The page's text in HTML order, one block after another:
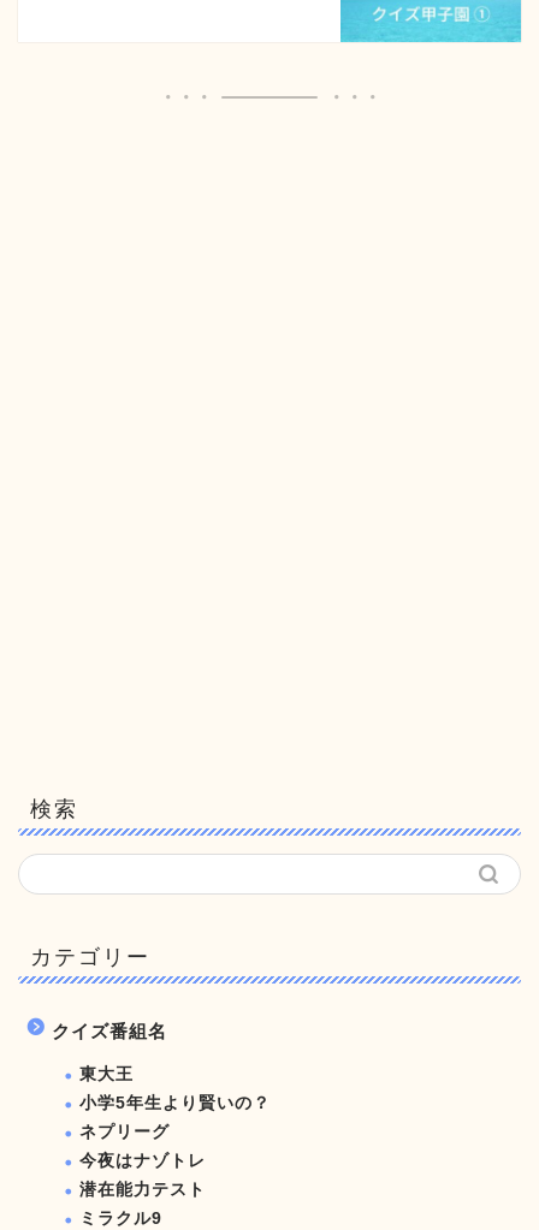
検索
カテゴリー
クイズ番組名
東大王
小学5年生より賢いの？
ネプリーグ
今夜はナゾトレ
潜在能力テスト
ミラクル9